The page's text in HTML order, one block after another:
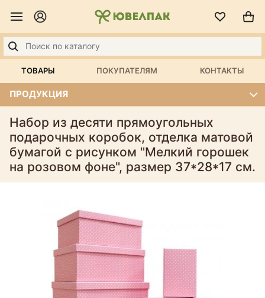
ТОВАРЫ ПОКУПАТЕЛЯМ КОНТАКТЫ
ПРОДУКЦИЯ
Набор из десяти прямоугольных
подарочных коробок, отделка матовой
бумагой с рисунком "Мелкий горошек
на розовом фоне", размер 37*28*17 см.